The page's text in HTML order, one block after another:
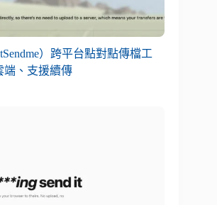
）跨平台點對點傳檔工
端、支援續傳